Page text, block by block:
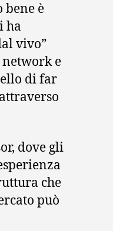
bene è
ha
vivo”
e
di far
dove gli
che
può